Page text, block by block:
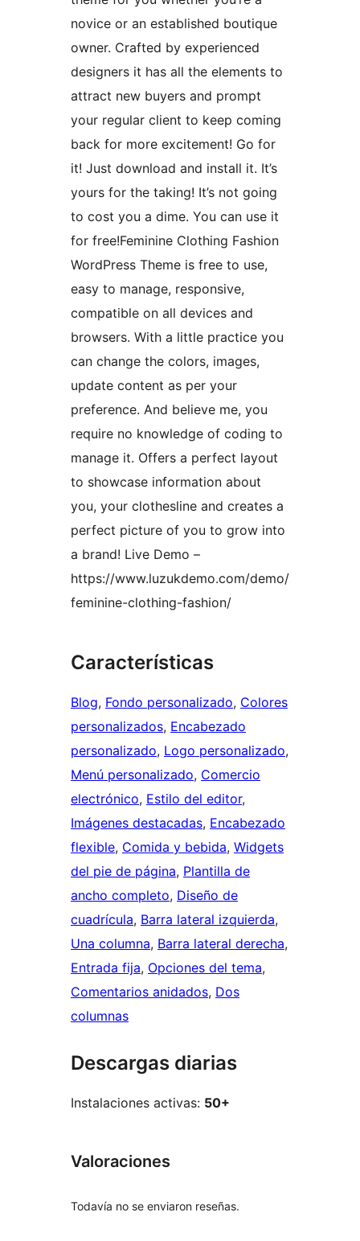
novice or an established boutique
owner. Crafted by experienced
designers it has all the elements to
attract new buyers and prompt
your regular client to keep coming
back for more excitement! Go for
it! Just download and install it. It’s
yours for the taking! It’s not going
to cost you a dime. You can use it
for free!Feminine Clothing Fashion
WordPress Theme is free to use,
easy to manage, responsive,
compatible on all devices and
browsers. With a little practice you
can change the colors, images,
update content as per your
preference. And believe me, you
require no knowledge of coding to
manage it. Offers a perfect layout
to showcase information about
you, your clothesline and creates a
perfect picture of you to grow into
a brand! Live Demo –
https://www.luzukdemo.com/demo/
feminine-clothing-fashion/
Características
Blog, Fondo personalizado, Colores
personalizados, Encabezado
personalizado, Logo personalizado
Menú personalizado, Comercio
electrónico, Estilo del editor
Imágenes destacadas, Encabezado
flexible, Comida y bebida, Widgets
del pie de página, Plantilla de
ancho completo, Diseño de
cuadrícula, Barra lateral izquierda
Una columna, Barra lateral derecha
Entrada fija, Opciones del tema
Comentarios anidados, Dos
columnas
Descargas diarias
Instalaciones activas: 50+
Valoraciones
Todavía no se enviaron reseñas.